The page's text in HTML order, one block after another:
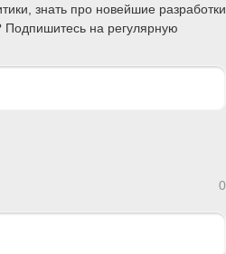
знать про новейшие разработки
на регулярную
0